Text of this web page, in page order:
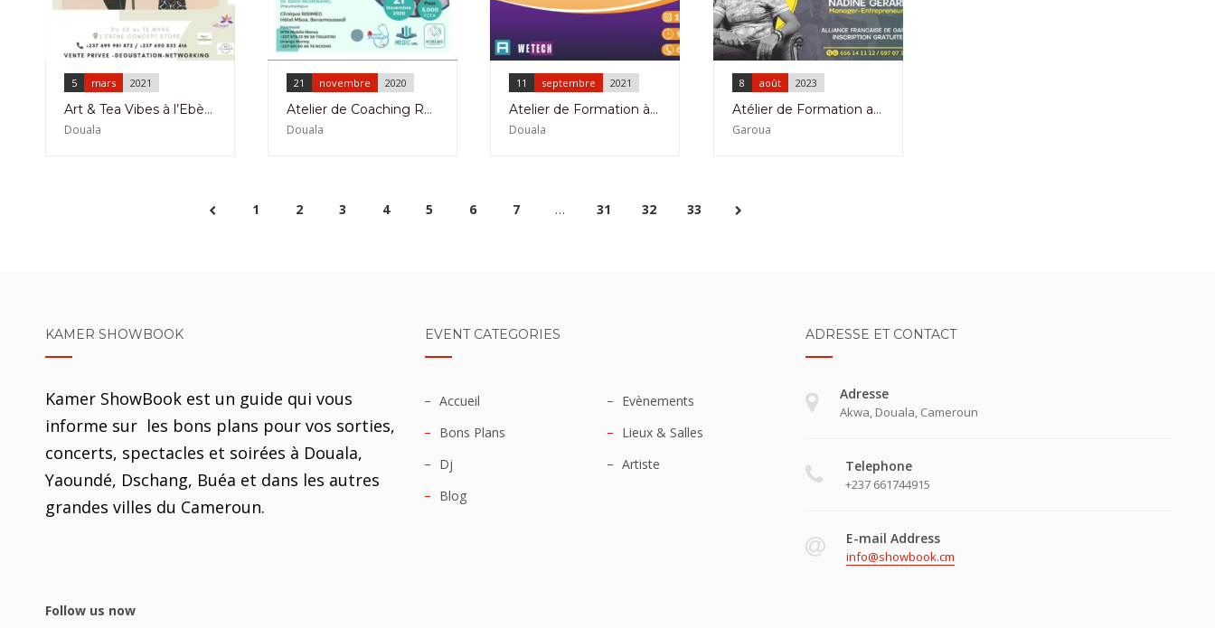
5 mars 2021
Art & Tea Vibes à l’Ebène Concept Store à Deïdo du 05 au 13 Mars 2021
Douala
21 novembre 2020
Atelier de Coaching Respiratoire à l’Hôtel Mboa Bonamoussadi le 21 Novembre 2020
Douala
11 septembre 2021
Atelier de Formation à la Contribution dans Wikipédia et Wikidata à Douala le 11 Septembre 2021
Douala
8 août 2023
Atélier de Formation avec Nadine Gerard à L’Alliance Française de Garoua du 8 au 9 Août 2023
Garoua
1 2 3 4 5 6 7 … 31 32 33
KAMER SHOWBOOK
Kamer ShowBook est un guide qui vous
informe sur les bons plans pour vos sorties,
concerts, spectacles et soirées à Douala,
Yaoundé, Dschang, Buéa et dans les autres
grandes villes du Cameroun.
Follow us now
EVENT CATEGORIES
Accueil
Evènements
Bons Plans
Lieux & Salles
Dj
Artiste
Blog
ADRESSE ET CONTACT
Adresse
Akwa, Douala, Cameroun
Telephone
+237 661744915
E-mail Address
info@showbook.cm